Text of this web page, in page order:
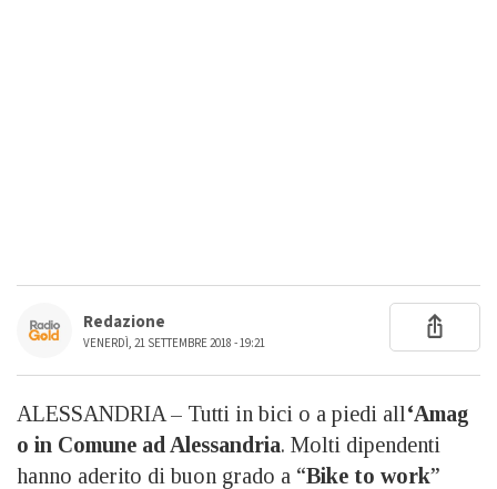
Redazione
VENERDÌ, 21 SETTEMBRE 2018 - 19:21
ALESSANDRIA – Tutti in bici o a piedi all‘Amag
o in Comune ad Alessandria. Molti dipendenti
hanno aderito di buon grado a “Bike to work”